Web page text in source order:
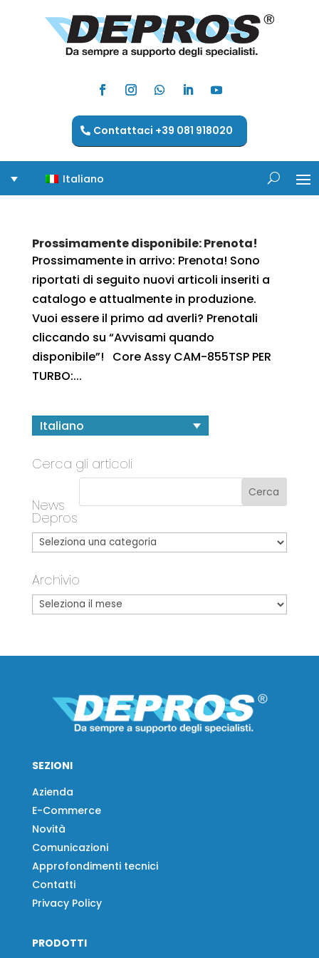
Contattaci +39 081 918020
Italiano
Prossimamente disponibile: Prenota!
Prossimamente in arrivo: Prenota! Sono
riportati di seguito nuovi articoli inseriti a
catalogo e attualmente in produzione.
Vuoi essere il primo ad averli? Prenotali
cliccando su “Avvisami quando
disponibile”! Core Assy CAM-855TSP PER
TURBO:...
Italiano
Cerca gli articoli
News
Depros
Archivio
SEZIONI
Azienda
E-Commerce
Novità
Comunicazioni
Approfondimenti tecnici
Contatti
Privacy Policy
PRODOTTI